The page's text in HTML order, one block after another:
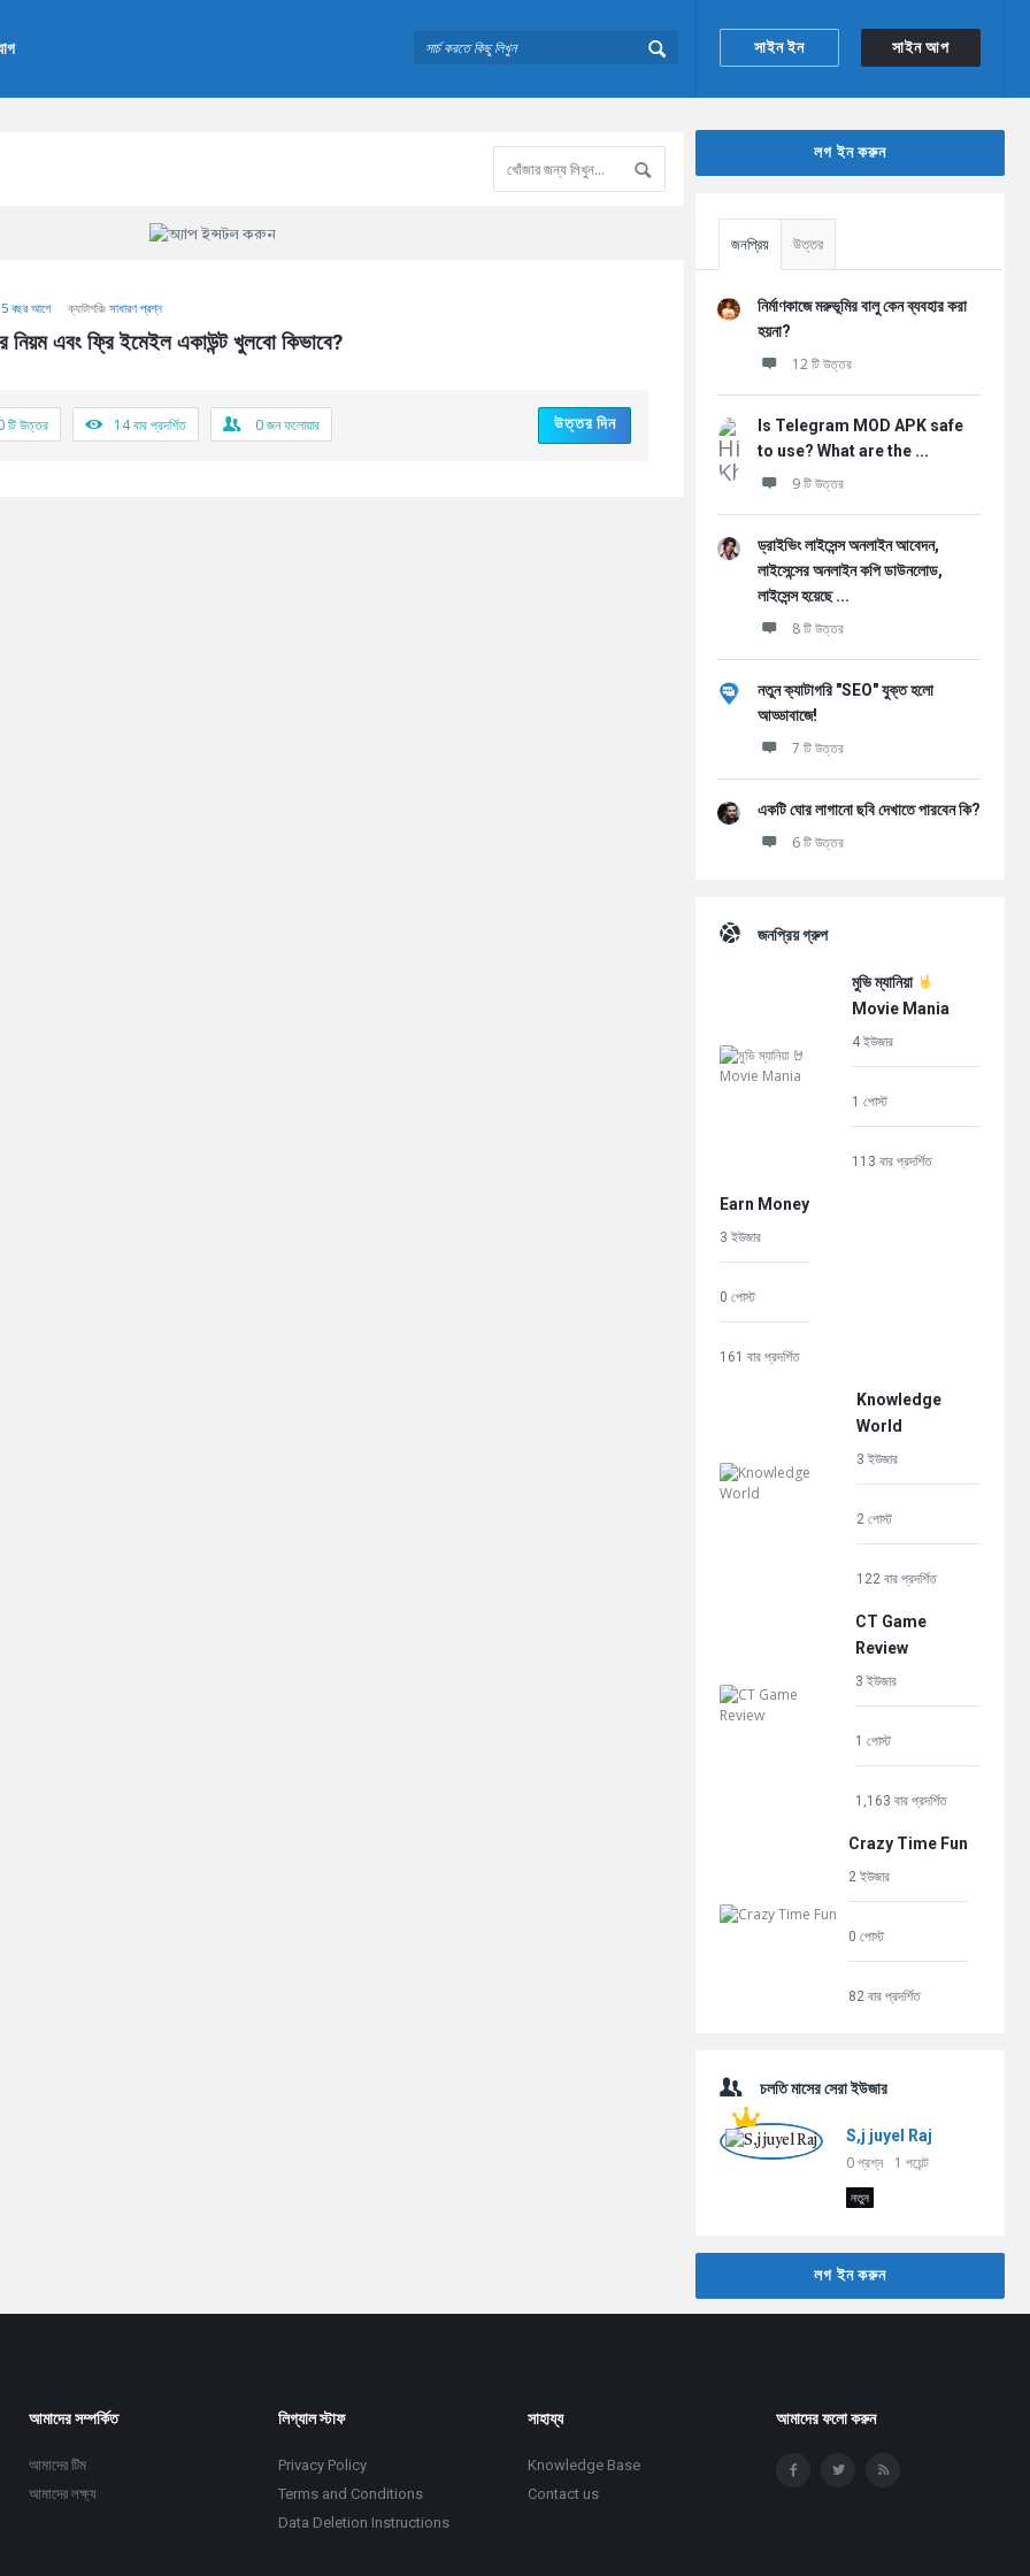
সাইন ইন সাইন আপ
5 বছর আগে ক্যাটাগরিঃ সাধারণ প্রশ্ন
এবং ফ্রি ইমেইল একাউন্ট খুলবো কিভাবে?
টি উত্তর 14বার প্রদর্শিত 0জন ফলোয়ার উত্তর দিন
লগ ইন করুন
জনপ্রিয় উত্তর
নির্মাণকাজে মরুভূমির বালু কেন ব্যবহার করা
হয়না?
12 টি উত্তর
Is Telegram MOD APK safe
to use? What are the ...
9 টি উত্তর
ড্রাইভিং লাইসেন্স অনলাইন আবেদন,
লাইসেন্সের অনলাইন কপি ডাউনলোড,
লাইসেন্স হয়েছে ...
8 টি উত্তর
নতুন ক্যাটাগরি "SEO" যুক্ত হলো
আড্ডাবাজে!
7 টি উত্তর
একটি ঘোর লাগানো ছবি দেখাতে পারবেন কি?
6 টি উত্তর
জনপ্রিয় গ্রুপ
মুভি ম্যানিয়া
Movie Mania
4 ইউজার
1 পোস্ট
113 বার প্রদর্শিত
Earn Money
3 ইউজার
0 পোস্ট
161 বার প্রদর্শিত
Knowledge
World
3 ইউজার
2 পোস্ট
122 বার প্রদর্শিত
CT Game
Review
3 ইউজার
1 পোস্ট
1,163 বার প্রদর্শিত
Crazy Time Fun
2 ইউজার
0 পোস্ট
82 বার প্রদর্শিত
চলতি মাসের সেরা ইউজার
S,j juyel Raj
0প্রশ্ন 1 পয়েন্ট
নতুন
লগ ইন করুন
আমাদের সম্পর্কিত
আমাদের টিম
আমাদের লক্ষ্য
লিগ্যাল স্টাফ
Privacy Policy
Terms and Conditions
Data Deletion Instructions
সাহায্য
Knowledge Base
Contact us
আমাদের ফলো করুন